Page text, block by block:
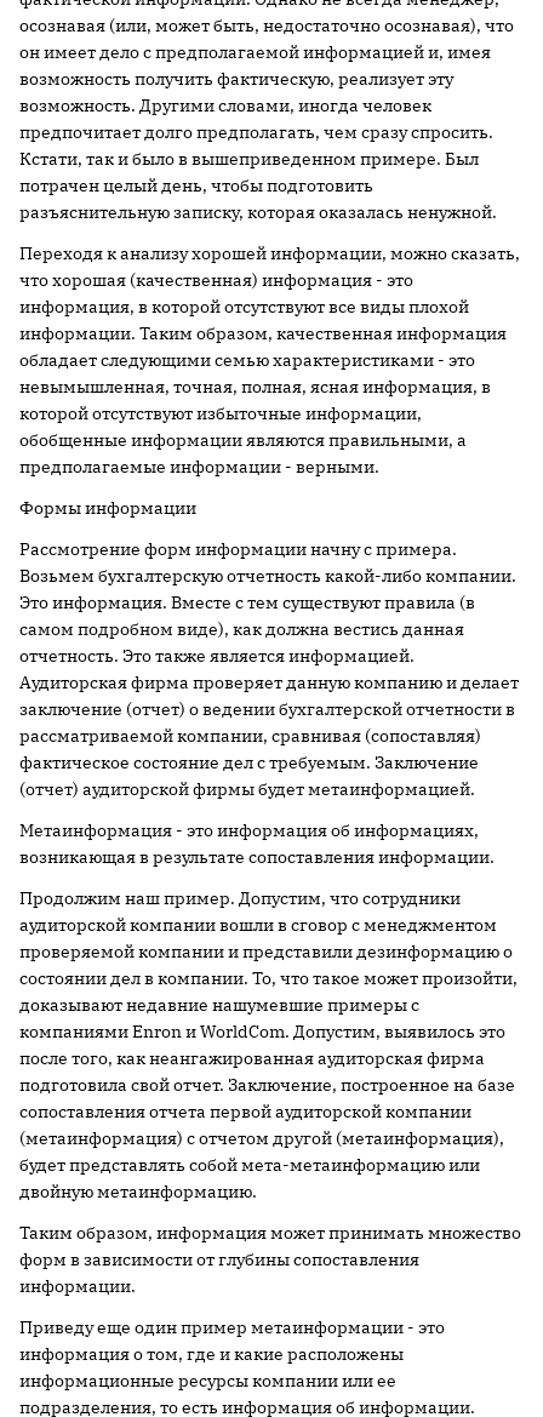
осознавая (или, может быть, недостаточно осознавая), что
он имеет дело с предполагаемой информацией и, имея
возможность получить фактическую, реализует эту
возможность. Другими словами, иногда человек
предпочитает долго предполагать, чем сразу спросить.
Кстати, так и было в вышеприведенном примере. Был
потрачен целый день, чтобы подготовить
разъяснительную записку, которая оказалась ненужной.
Переходя к анализу хорошей информации, можно сказать,
что хорошая (качественная) информация - это
информация, в которой отсутствуют все виды плохой
информации. Таким образом, качественная информация
обладает следующими семью характеристиками - это
невымышленная, точная, полная, ясная информация, в
которой отсутствуют избыточные информации,
обобщенные информации являются правильными, а
предполагаемые информации - верными.
Формы информации
Рассмотрение форм информации начну с примера.
Возьмем бухгалтерскую отчетность какой-либо компании.
Это информация. Вместе с тем существуют правила (в
самом подробном виде), как должна вестись данная
отчетность. Это также является информацией.
Аудиторская фирма проверяет данную компанию и делает
заключение (отчет) о ведении бухгалтерской отчетности в
рассматриваемой компании, сравнивая (сопоставляя)
фактическое состояние дел с требуемым. Заключение
(отчет) аудиторской фирмы будет метаинформацией.
Метаинформация - это информация об информациях,
возникающая в результате сопоставления информации.
Продолжим наш пример. Допустим, что сотрудники
аудиторской компании вошли в сговор с менеджментом
проверяемой компании и представили дезинформацию о
состоянии дел в компании. То, что такое может произойти,
доказывают недавние нашумевшие примеры с
компаниями Enron и WorldCom. Допустим, выявилось это
после того, как неангажированная аудиторская фирма
подготовила свой отчет. Заключение, построенное на базе
сопоставления отчета первой аудиторской компании
(метаинформация) с отчетом другой (метаинформация),
будет представлять собой мета-метаинформацию или
двойную метаинформацию.
Таким образом, информация может принимать множество
форм в зависимости от глубины сопоставления
информации.
Приведу еще один пример метаинформации - это
информация о том, где и какие расположены
информационные ресурсы компании или ее
подразделения, то есть информация об информации.